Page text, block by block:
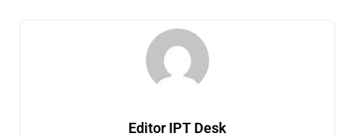
Editor IPT Desk